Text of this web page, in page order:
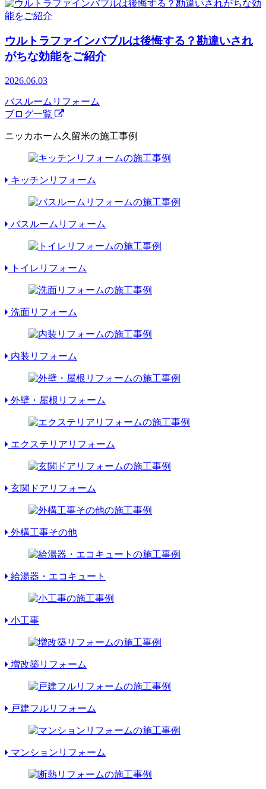
ウルトラファインバブルは後悔する？勘違いされ
がちな効能をご紹介
2026.06.03
バスルームリフォーム
ブログ一覧
ニッカホーム久留米の施工事例
キッチンリフォーム
バスルームリフォーム
トイレリフォーム
洗面リフォーム
内装リフォーム
外壁・屋根リフォーム
エクステリアリフォーム
玄関ドアリフォーム
外構工事その他
給湯器・エコキュート
小工事
増改築リフォーム
戸建フルリフォーム
マンションリフォーム